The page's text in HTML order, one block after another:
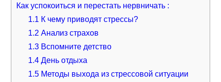
Как успокоиться и перестать нервничать :
1.1 К чему приводят стрессы?
1.2 Анализ страхов
1.3Вспомните детство
1.4День отдыха
1.5Методы выхода из стрессовой ситуации